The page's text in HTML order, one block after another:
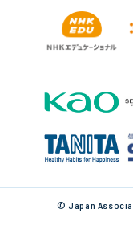
© Japan